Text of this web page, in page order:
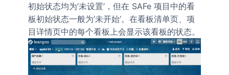
初始状态均为’未设置’，但在 SAFe 项目中的看
板初始状态一般为’未开始’。在看板清单页、项
目详情页中的每个看板上会显示该看板的状态。